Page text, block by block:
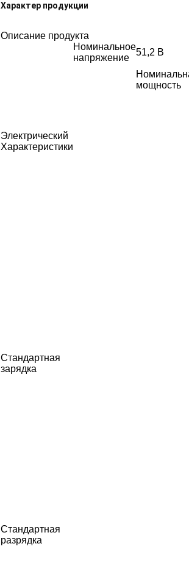
Характер продукции
Описание продукта
Электрический
Характеристики
Номинальное
напряжение
51,2 В
мощность
Стандартная
зарядка
Стандартная
разрядка